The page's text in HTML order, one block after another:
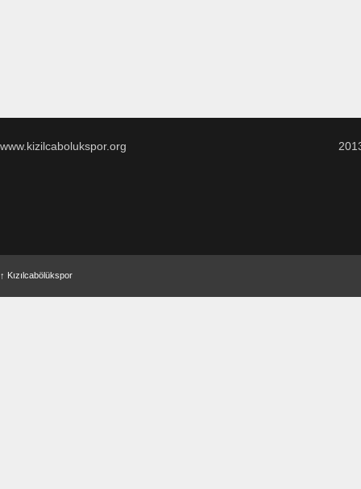
www.kizilcabolukspor.org
↑ Kızılcabölükspor